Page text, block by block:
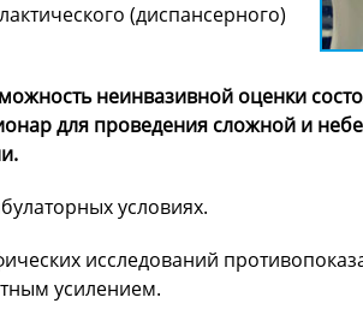
(диспансерного)
неинвазивной оценки
для проведения сложной и
условиях.
исследований
усилением.